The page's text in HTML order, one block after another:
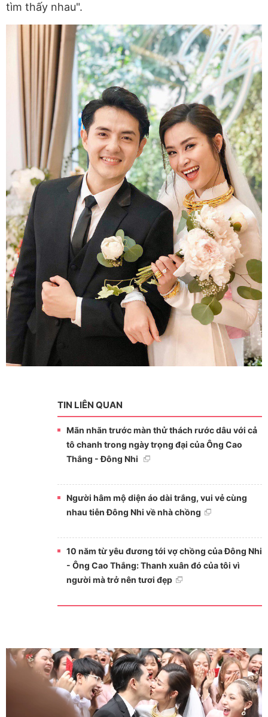
tìm thấy nhau".
TIN LIÊN QUAN
Mãn nhãn trước màn thử thách rước dâu với cả
tô chanh trong ngày trọng đại của Ông Cao
Thắng - Đông Nhi
Người hâm mộ diện áo dài trắng, vui vẻ cùng
nhau tiễn Đông Nhi về nhà chồng
10 năm từ yêu đương tới vợ chồng của Đông Nhi
- Ông Cao Thắng: Thanh xuân đó của tôi vì
người mà trở nên tươi đẹp